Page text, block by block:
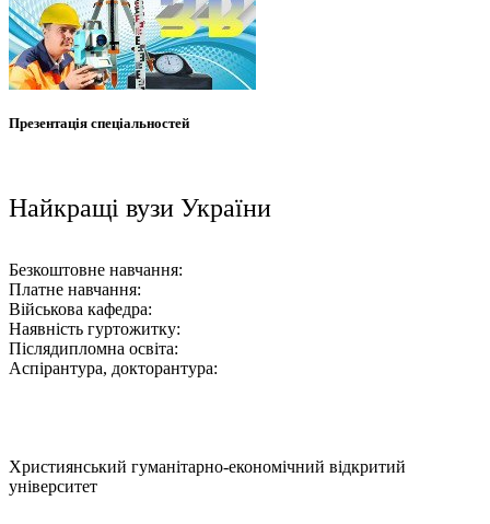
Презентація спеціальностей
Найкращі вузи України
Безкоштовне навчання:
Платне навчання:
Військова кафедра:
Наявність гуртожитку:
Післядипломна освіта:
Аспірантура, докторантура:
Християнський гуманітарно-економічний відкритий
університет